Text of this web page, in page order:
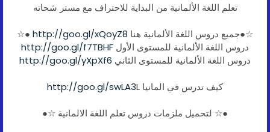
تعلم اللغة الألمانية من البداية للاحتراف مع مستر شحاته
☆●جميع دروس اللغة الألمانية هنا http://goo.gl/xQoyZ8
●☆
دروس اللغة الألمانية للمستوى الأول http://goo.gl/f7TBHF
دروس اللغة الألمانية للمستوى الثاني http://goo.gl/yXpXf6
كيف تدرس في المانيا http://goo.gl/swLA3L
●☆ لتحميل ملزمات دروس تعلم اللغة الالمانية ☆●